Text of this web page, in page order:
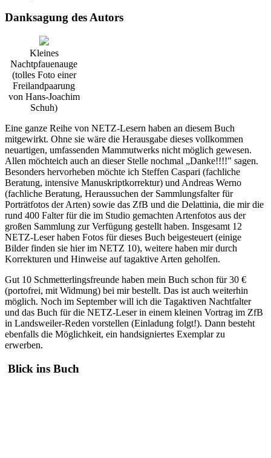
Danksagung des Autors
Kleines
Nachtpfauenauge
(tolles Foto einer
Freilandpaarung
von Hans-Joachim
Schuh)
Eine ganze Reihe von NETZ-Lesern haben an diesem Buch
mitgewirkt. Ohne sie wäre die Herausgabe dieses vollkommen
neuartigen, umfassenden Mammutwerks nicht möglich gewesen.
Allen möchteich auch an dieser Stelle nochmal „Danke!!!!" sagen.
Besonders hervorheben möchte ich Steffen Caspari (fachliche
Beratung, intensive Manuskriptkorrektur) und Andreas Werno
(fachliche Beratung, Heraussuchen der Sammlungsfalter für
Porträtfotos der Arten) sowie das ZfB und die Delattinia, die mir die
rund 400 Falter für die im Studio gemachten Artenfotos aus der
großen Sammlung zur Verfügung gestellt haben. Insgesamt 12
NETZ-Leser haben Fotos für dieses Buch beigesteuert (einige
Bilder finden sie hier im NETZ 10), weitere haben mir durch
Korrekturen und Hinweise auf tagaktive Arten geholfen.
Gut 10 Schmetterlingsfreunde haben mein Buch schon für 30 €
(portofrei, mit Widmung) bei mir bestellt. Das ist auch weiterhin
möglich. Noch im September will ich die Tagaktiven Nachtfalter
und das Buch für die NETZ-Leser in einem kleinen Vortrag im ZfB
in Landsweiler-Reden vorstellen (Einladung folgt!). Dann besteht
ebenfalls die Möglichkeit, ein handsigniertes Exemplar zu
erwerben.
Blick ins Buch